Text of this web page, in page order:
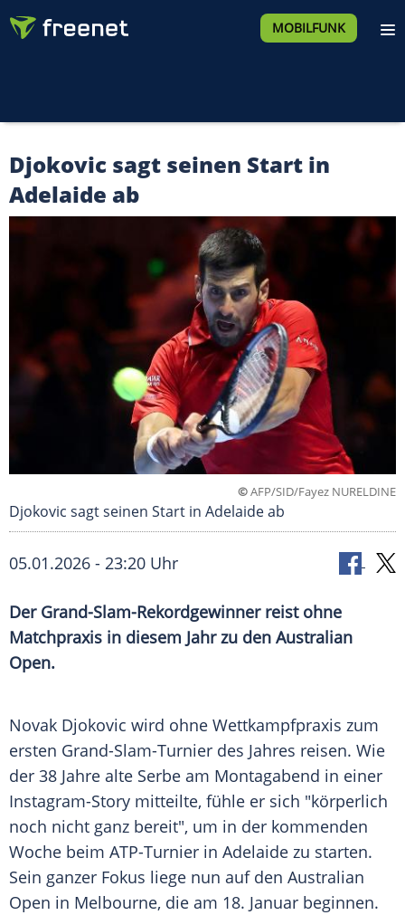
MOBILFUNK
Djokovic sagt seinen Start in
Adelaide ab
©AFP/SID/Fayez NURELDINE
Djokovic sagt seinen Start in Adelaide ab
05.01.2026 - 23:20 Uhr
Der Grand-Slam-Rekordgewinner reist ohne
Matchpraxis in diesem Jahr zu den Australian
Open.
Novak Djokovic wird ohne Wettkampfpraxis zum
ersten Grand-Slam-Turnier des Jahres reisen. Wie
der 38 Jahre alte Serbe am Montagabend in einer
Instagram-Story mitteilte, fühle er sich "körperlich
noch nicht ganz bereit", um in der kommenden
Woche beim ATP-Turnier in Adelaide zu starten.
Sein ganzer Fokus liege nun auf den Australian
Open in Melbourne, die am 18. Januar beginnen.